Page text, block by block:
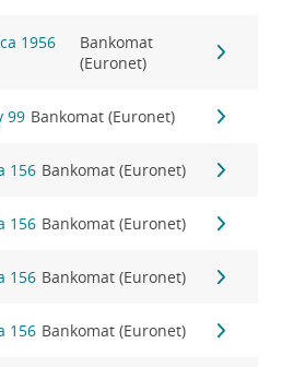
1956
Bankomat
(Euronet)
99 Bankomat (Euronet)
156 Bankomat (Euronet)
156 Bankomat (Euronet)
156 Bankomat (Euronet)
156 Bankomat (Euronet)